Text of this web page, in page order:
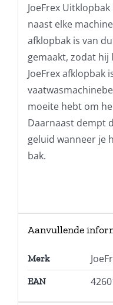
JoeFrex
naast elke
afklopbak is van
gemaakt, zodat hij
JoeFrex afklopbak
moeite hebt om
Daarnaast dempt
geluid wanneer je
bak.
Aanvullende
Merk
EAN